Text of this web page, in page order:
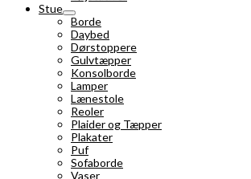
Stue
Borde
Daybed
Dørstoppere
Gulvtæpper
Konsolborde
Lamper
Lænestole
Reoler
Plaider og Tæpper
Plakater
Puf
Sofaborde
Vaser